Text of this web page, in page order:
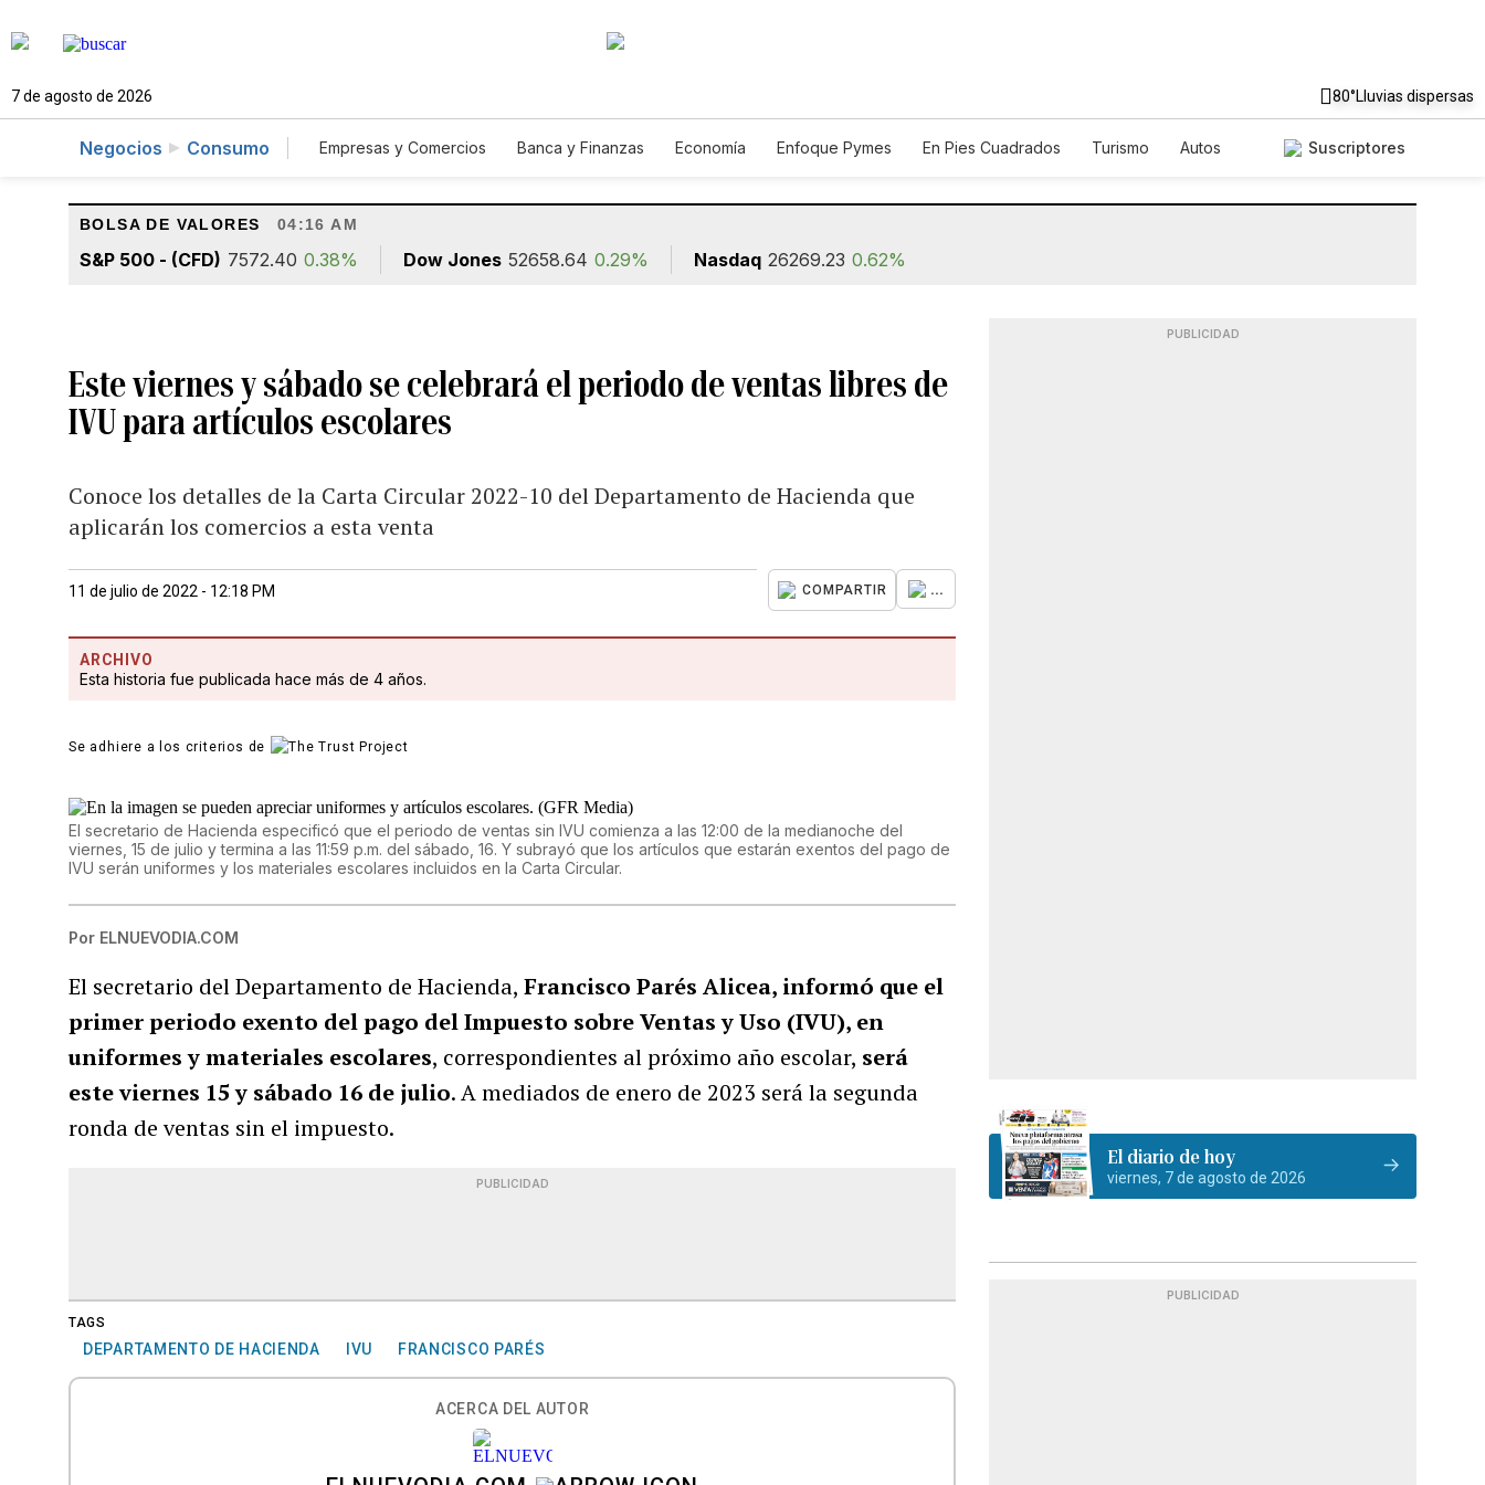
7 de agosto de 2026 80°Lluvias dispersas
Negocios Consumo Empresas y Comercios Banca y Finanzas Economía Enfoque Pymes En Pies Cuadrados Turismo
Autos
Suscriptores
BOLSA DE VALORES 04:16 AM
S&P 500 - (CFD) 7572.40 0.38% Dow Jones 52658.64 0.29% Nasdaq 26269.23 0.62%
Este viernes y sábado se celebrará el periodo de ventas libres de
IVU para artículos escolares
Conoce los detalles de la Carta Circular 2022-10 del Departamento de Hacienda que
aplicarán los comercios a esta venta
11 de julio de 2022 - 12:18 PM COMPARTIR ...
ARCHIVO
Esta historia fue publicada hace más de 4 años.
Se adhiere a los criterios de
El secretario de Hacienda especificó que el periodo de ventas sin IVU comienza a las 12:00 de la medianoche del
viernes, 15 de julio y termina a las 11:59 p.m. del sábado, 16. Y subrayó que los artículos que estarán exentos del pago de
IVU serán uniformes y los materiales escolares incluidos en la Carta Circular.
Por ELNUEVODIA.COM
El secretario del Departamento de Hacienda,Francisco Parés Alicea, informó que el
primer periodo exento del pago del Impuesto sobre Ventas y Uso (IVU), en
uniformes y materiales escolares, correspondientes al próximo año escolar, será
este viernes 15 y sábado 16 de julio. A mediados de enero de 2023 será la segunda
ronda de ventas sin el impuesto.
PUBLICIDAD
TAGS
DEPARTAMENTO DE HACIENDA IVU FRANCISCO PARÉS
ACERCA DEL AUTOR
PUBLICIDAD
El diario de hoy
viernes, 7 de agosto de 2026
PUBLICIDAD